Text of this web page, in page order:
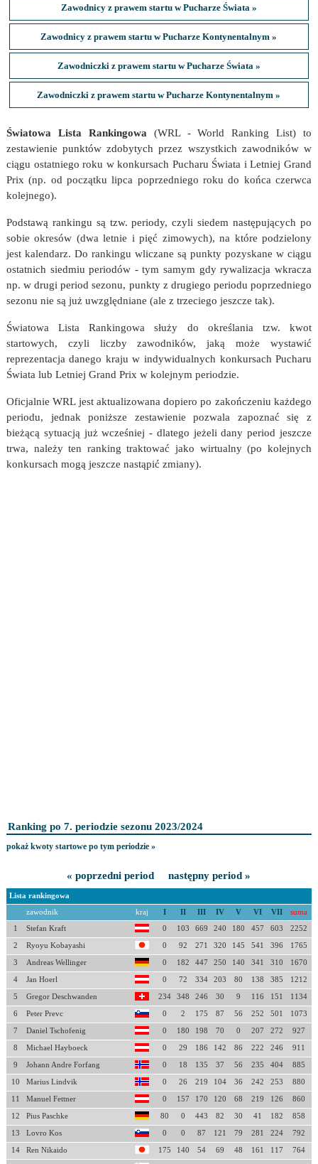
Zawodnicy z prawem startu w Pucharze Świata »
Zawodnicy z prawem startu w Pucharze Kontynentalnym »
Zawodniczki z prawem startu w Pucharze Świata »
Zawodniczki z prawem startu w Pucharze Kontynentalnym »
Światowa Lista Rankingowa (WRL - World Ranking List) to
zestawienie punktów zdobytych przez wszystkich zawodników w
ciągu ostatniego roku w konkursach Pucharu Świata i Letniej Grand
Prix (np. od początku lipca poprzedniego roku do końca czerwca
kolejnego).
Podstawą rankingu są tzw. periody, czyli siedem następujących po
sobie okresów (dwa letnie i pięć zimowych), na które podzielony
jest kalendarz. Do rankingu wliczane są punkty pozyskane w ciągu
ostatnich siedmiu periodów - tym samym gdy rywalizacja wkracza
np. w drugi period sezonu, punkty z drugiego periodu poprzedniego
sezonu nie są już uwzględniane (ale z trzeciego jeszcze tak).
Światowa Lista Rankingowa służy do określania tzw. kwot
startowych, czyli liczby zawodników, jaką może wystawić
reprezentacja danego kraju w indywidualnych konkursach Pucharu
Świata lub Letniej Grand Prix w kolejnym periodzie.
Oficjalnie WRL jest aktualizowana dopiero po zakończeniu każdego
periodu, jednak poniższe zestawienie pozwala zapoznać się z
bieżącą sytuacją już wcześniej - dlatego jeżeli dany period jeszcze
trwa, należy ten ranking traktować jako wirtualny (po kolejnych
konkursach mogą jeszcze nastąpić zmiany).
Ranking po 7. periodzie sezonu 2023/2024
pokaż kwoty startowe po tym periodzie »
« poprzedni period następny period »
Lista rankingowa
zawodnik kraj I II III IV V VI VII suma
1 Stefan Kraft 0 103 669 240 180 457 603 2252
2 Ryoyu Kobayashi 0 92 271 320 145 541 396 1765
3 Andreas Wellinger 0 182 447 250 140 341 310 1670
4 Jan Hoerl 0 72 334 203 80 138 385 1212
5 Gregor Deschwanden 234 348 246 30 9 116 151 1134
6 Peter Prevc 0 2 175 87 56 252 501 1073
7 Daniel Tschofenig 0 180 198 70 0 207 272 927
8 Michael Hayboeck 0 29 186 142 86 222 246 911
9 Johann Andre Forfang 0 18 135 37 56 235 404 885
10 Marius Lindvik 0 26 219 104 36 242 253 880
11 Manuel Fettner 0 157 170 120 68 219 126 860
12 Pius Paschke 80 0 443 82 30 41 182 858
13 Lovro Kos 0 0 87 121 79 281 224 792
14 Ren Nikaido 175 140 54 69 48 161 117 764